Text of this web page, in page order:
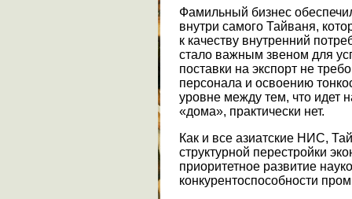
Фамильный бизнес
внутри самого Тайваня,
к качеству внутренний
стало важным звеном для
поставки на экспорт не
персонала и освоению
уровне между тем, что идет
«дома», практически нет.
Как и все азиатские НИС,
структурной перестройки
приоритетное развитие
конкурентоспособности